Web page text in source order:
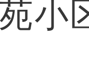
小